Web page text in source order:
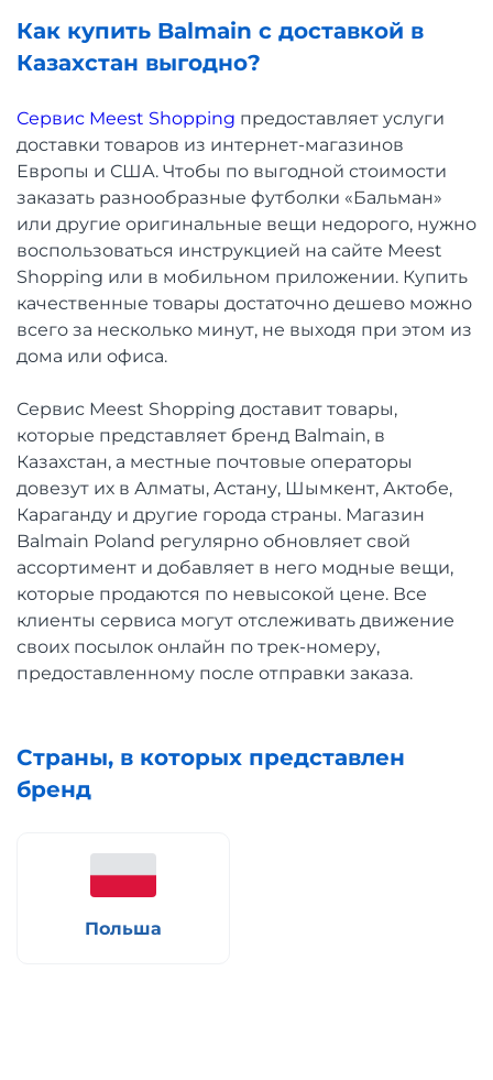
Как купить Balmain с доставкой в
Казахстан выгодно?
Сервис Meest Shopping предоставляет услуги
доставки товаров из интернет-магазинов
Европы и США. Чтобы по выгодной стоимости
заказать разнообразные футболки «Бальман»
или другие оригинальные вещи недорого, нужно
воспользоваться инструкцией на сайте Meest
Shopping или в мобильном приложении. Купить
качественные товары достаточно дешево можно
всего за несколько минут, не выходя при этом из
дома или офиса.
Сервис Meest Shopping доставит товары,
которые представляет бренд Balmain, в
Казахстан, а местные почтовые операторы
довезут их в Алматы, Астану, Шымкент, Актобе,
Караганду и другие города страны. Магазин
Balmain Poland регулярно обновляет свой
ассортимент и добавляет в него модные вещи,
которые продаются по невысокой цене. Все
клиенты сервиса могут отслеживать движение
своих посылок онлайн по трек-номеру,
предоставленному после отправки заказа.
Страны, в которых представлен
бренд
Польша